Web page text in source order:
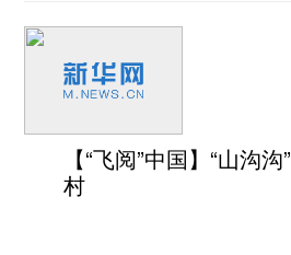
【“飞阅”中国】“山沟
村